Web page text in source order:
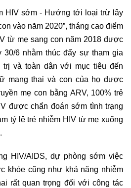
HIV sớm - Hướng tới loại trừ lây
vào năm 2020”, tháng cao điểm
từ mẹ sang con năm 2018 được
30/6 nhằm thúc đẩy sự tham gia
trị và toàn dân với mục tiêu đến
mang thai và con của họ được
mẹ con bằng ARV, 100% trẻ
được chẩn đoán sớm tình trạng
tỷ lệ trẻ nhiễm HIV từ mẹ xuống
HIV/AIDS, dự phòng sớm việc
khỏe cũng như khả năng nhiễm
rất quan trọng đối với công tác